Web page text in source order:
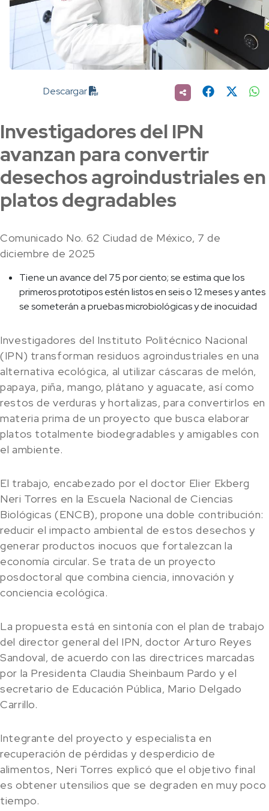
Descargar
Investigadores del IPN
avanzan para convertir
desechos agroindustriales en
platos degradables
Comunicado No. 62 Ciudad de México, 7 de
diciembre de 2025
Tiene un avance del 75 por ciento; se estima que los
primeros prototipos estén listos en seis o 12 meses y antes
se someterán a pruebas microbiológicas y de inocuidad
Investigadores del Instituto Politécnico Nacional
(IPN) transforman residuos agroindustriales en una
alternativa ecológica, al utilizar cáscaras de melón,
papaya, piña, mango, plátano y aguacate, así como
restos de verduras y hortalizas, para convertirlos en
materia prima de un proyecto que busca elaborar
platos totalmente biodegradables y amigables con
el ambiente.
El trabajo, encabezado por el doctor Elier Ekberg
Neri Torres en la Escuela Nacional de Ciencias
Biológicas (ENCB), propone una doble contribución:
reducir el impacto ambiental de estos desechos y
generar productos inocuos que fortalezcan la
economía circular. Se trata de un proyecto
posdoctoral que combina ciencia, innovación y
conciencia ecológica.
La propuesta está en sintonía con el plan de trabajo
del director general del IPN, doctor Arturo Reyes
Sandoval, de acuerdo con las directrices marcadas
por la Presidenta Claudia Sheinbaum Pardo y el
secretario de Educación Pública, Mario Delgado
Carrillo.
Integrante del proyecto y especialista en
recuperación de pérdidas y desperdicio de
alimentos, Neri Torres explicó que el objetivo final
es obtener utensilios que se degraden en muy poco
tiempo.